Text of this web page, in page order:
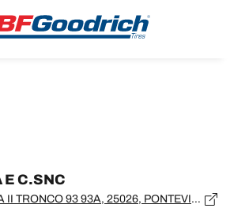
C.SNC
STRADA FRANCESCA II TRONCO 93 93A, 25026, PONTEVICO, BS